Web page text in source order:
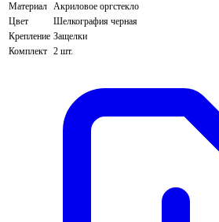
Материал Акриловое оргстекло
Цвет
Шелкография черная
Крепление Защелки
Комплект 2 шт.